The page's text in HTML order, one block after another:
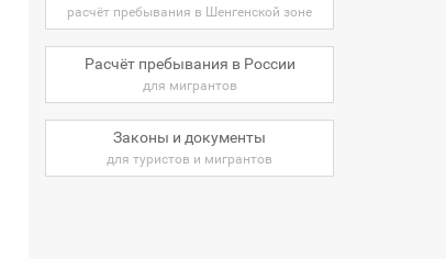
расчёт пребывания в Шенгенской зоне
Расчёт пребывания в России
для мигрантов
Законы и документы
для туристов и мигрантов